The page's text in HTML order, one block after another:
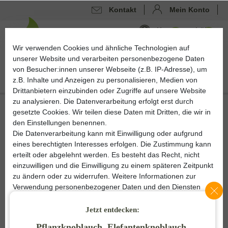
Kontakt Mein Konto
Kontrast erhöhen
Wir verwenden Cookies und ähnliche Technologien auf
unserer Website und verarbeiten personenbezogene Daten
von Besucher:innen unserer Webseite (z.B. IP-Adresse), um
z.B. Inhalte und Anzeigen zu personalisieren, Medien von
Drittanbietern einzubinden oder Zugriffe auf unsere Website
zu analysieren. Die Datenverarbeitung erfolgt erst durch
gesetzte Cookies. Wir teilen diese Daten mit Dritten, die wir in
den Einstellungen benennen.
Die Datenverarbeitung kann mit Einwilligung oder aufgrund
eines berechtigten Interesses erfolgen. Die Zustimmung kann
erteilt oder abgelehnt werden. Es besteht das Recht, nicht
einzuwilligen und die Einwilligung zu einem späteren Zeitpunkt
zu ändern oder zu widerrufen. Weitere Informationen zur
Verwendung personenbezogener Daten und den Diensten
Essenziell Statistik
Jetzt entdecken: